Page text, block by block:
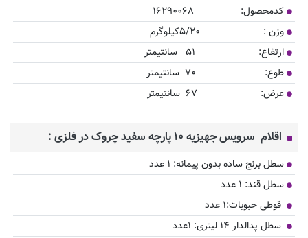
کدمحصول: ۱۶۲۹۰۰۶۸
وزن : ۵/۲۰کیلوگرم
ارتفاع: ۵۱ سانتیمتر
طوع: ۷۰ سانتیمتر
عرض: ۶۷ سانتیمتر
اقلام سرویس جهیزیه ۱۰ پارچه سفید چروک در فلزی :
سطل برنج ساده بدون پیمانه: ۱ عدد
سطل قند: ۱ عدد
قوطی حبوبات:۱ عدد
سطل پدالدار ۱۴ لیتری: ۱عدد